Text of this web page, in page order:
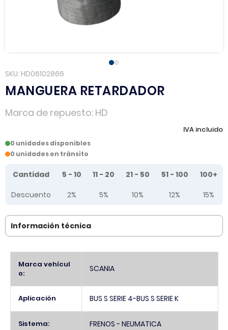
SKU HD06102866
MANGUERA RETARDADOR
Marca de repuesto HD
IVA incluido
0 unidades disponibles
0 unidades en tránsito
Tier prices table
Cantidad 5 - 10 11 - 20 21 - 50 51 - 100
100+
Descuento
2% 5% 10% 12% 15%
Información técnica
Información
Marca vehícul
o:
SCANIA
Aplicación BUS S SERIE 4-BUS S SERIE K
Sistema: FRENOS - NEUMATICA